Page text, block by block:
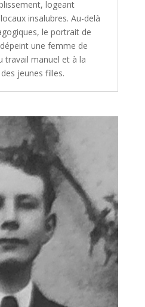
logeant
insalubres. Au-delà
le portrait de
une femme de
travail manuel et à la
jeunes filles.